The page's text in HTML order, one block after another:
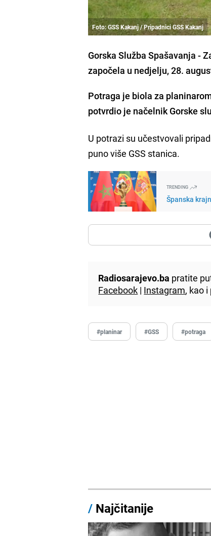
Foto: GSS Kakanj / Pripadnici GSS Kakanj
Gorska Služba Spašavanja -
započela u nedjelju, 28.
Potraga je biola za
potvrdio je načelnik Gorske
U potrazi su učestvovali
puno više GSS stanica.
TRENDING
Španska
Radiosarajevo.ba pratite
Facebook | Instagram, kao
#planinar #GSS #potraga
/ Najčitanije